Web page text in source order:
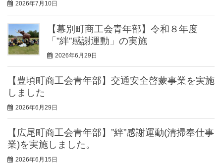
2026年7月10日
【幕別町商工会青年部】令和８年度
「”絆”感謝運動」の実施
2026年6月29日
【豊頃町商工会青年部】交通安全啓蒙事業を実施
しました
2026年6月29日
【広尾町商工会青年部】”絆”感謝運動(清掃奉仕事
業)を実施しました。
2026年6月15日